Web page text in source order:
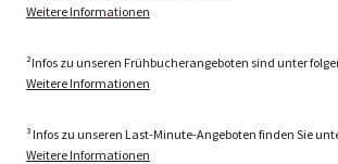
Weitere Informationen
²Infos zu unseren Frühbucherangeboten sind unter
Weitere Informationen
³ Infos zu unseren Last-Minute-Angeboten finden Sie
Weitere Informationen